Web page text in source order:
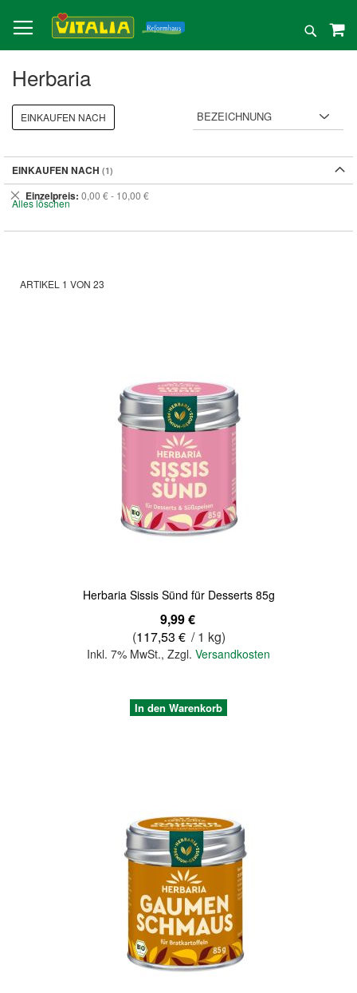
zum
Inhalt
Suche
Herbaria
ARTIKEL 1 VON 23
Herbaria Sissis Sünd für Desserts 85g
9,99 €
(117,53 € / 1 kg)
Inkl. 7% MwSt., Zzgl. Versandkosten
In den Warenkorb
EINKAUFEN NACH
EINKAUFEN NACH
Einzelpreis 0,00 € - 10,00 €
Dies
entfernen
Alles löschen